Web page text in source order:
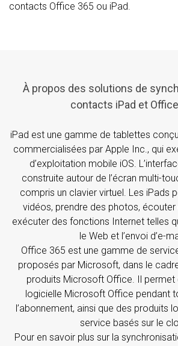
contacts Office 365 ou iPad.
À propos des solutions de
contacts iPad et
iPad est une gamme de tablettes
commercialisées par Apple Inc., qui
d’exploitation mobile iOS.
construite autour de l’écran multi-
compris un clavier virtuel. Les iPads
vidéos, prendre des photos, écouter
exécuter des fonctions Internet telles
le Web et l’envoi d’e-
Office 365 est une gamme de
proposés par Microsoft, dans le
produits Microsoft Office. Il permet
logicielle Microsoft Office pendant
l’abonnement, ainsi que des produits
service basés sur le
Pour en savoir plus sur la